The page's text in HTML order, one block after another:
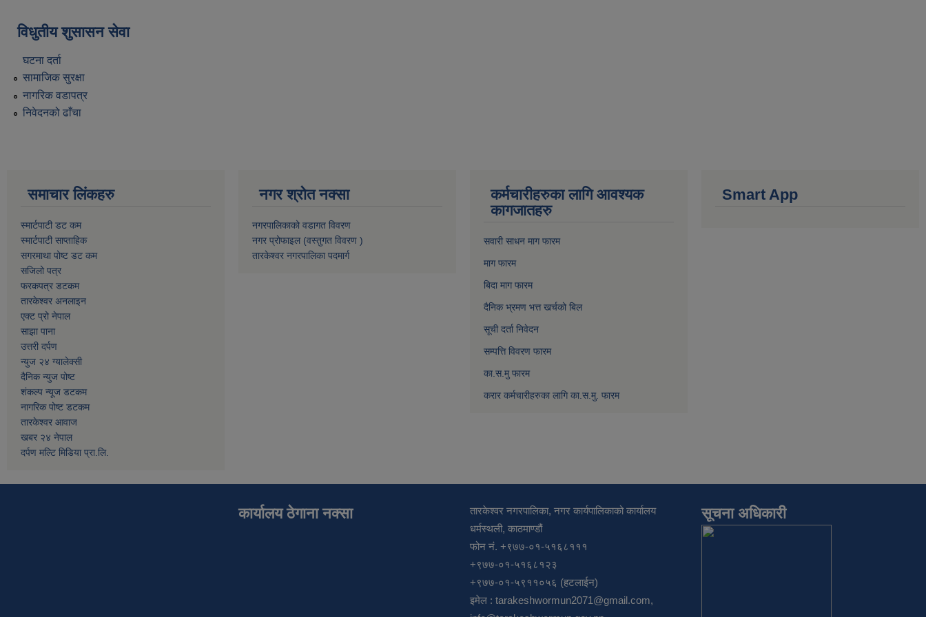
विधुतीय शुसासन सेवा
घटना दर्ता
सामाजिक सुरक्षा
नागरिक वडापत्र
निवेदनको ढाँचा
समाचार लिंकहरु
स्मार्टपाटी डट कम
स्मार्टपाटी साप्ताहिक
सगरमाथा पोष्ट डट कम
सजिलो पत्र
फरकपत्र डटकम
तारकेश्वर अनलाइन
एक्ट प्रो नेपाल
साझा पाना
उत्तरी दर्पण
न्युज २४ ग्यालेक्सी
दैनिक न्युज पोष्ट
शंकल्प न्यूज डटकम
नागरिक पोष्ट डटकम
तारकेश्वर आवाज
खबर २४ नेपाल
दर्पण मल्टि मिडिया प्रा.लि.
नगर श्रोत नक्सा
नगरपालिकाको वडागत विवरण
नगर प्रोफाइल (वस्तुगत विवरण )
तारकेश्वर नगरपालिका पदमार्ग
कर्मचारीहरुका लागि आवश्यक
कागजातहरु
सवारी साधन माग फारम
माग फारम
बिदा माग फारम
दैनिक भ्रमण भत्त खर्चको बिल
सूची दर्ता निवेदन
सम्पत्ति विवरण फारम
का.स.मु फारम
करार कर्मचारीहरुका लागि का.स.मु. फारम
Smart App
कार्यालय ठेगाना नक्सा
तारकेश्वर नगरपालिका, नगर कार्यपालिकाको कार्यालय
धर्मस्थली, काठमाण्डौं
फोन नं. +९७७-०१-५१६८१११
+९७७-०१-५१६८१२३
+९७७-०१-५९११०५६ (हटलाईन)
इमेल : tarakeshwormun2071@gmail.com,
सूचना अधिकारी